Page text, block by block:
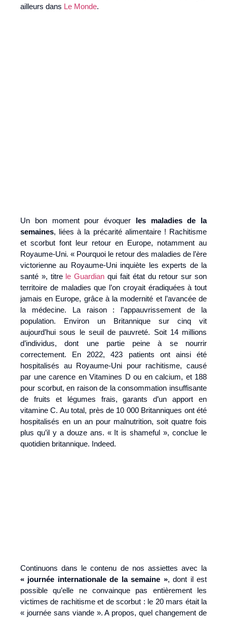
ailleurs dans Le Monde.
Un bon moment pour évoquer les maladies de la
semaines, liées à la précarité alimentaire ! Rachitisme
et scorbut font leur retour en Europe, notamment au
Royaume-Uni. « Pourquoi le retour des maladies de l’ère
victorienne au Royaume-Uni inquiète les experts de la
santé », titre le Guardian qui fait état du retour sur son
territoire de maladies que l’on croyait éradiquées à tout
jamais en Europe, grâce à la modernité et l’avancée de
la médecine. La raison : l’appauvrissement de la
population. Environ un Britannique sur cinq vit
aujourd’hui sous le seuil de pauvreté. Soit 14 millions
d’individus, dont une partie peine à se nourrir
correctement. En 2022, 423 patients ont ainsi été
hospitalisés au Royaume-Uni pour rachitisme, causé
par une carence en Vitamines D ou en calcium, et 188
pour scorbut, en raison de la consommation insuffisante
de fruits et légumes frais, garants d’un apport en
vitamine C. Au total, près de 10 000 Britanniques ont été
hospitalisés en un an pour malnutrition, soit quatre fois
plus qu’il y a douze ans. « It is shameful », conclue le
quotidien britannique. Indeed.
Continuons dans le contenu de nos assiettes avec la
« journée internationale de la semaine », dont il est
possible qu’elle ne convainque pas entièrement les
victimes de rachitisme et de scorbut : le 20 mars était la
« journée sans viande ». A propos, quel changement de